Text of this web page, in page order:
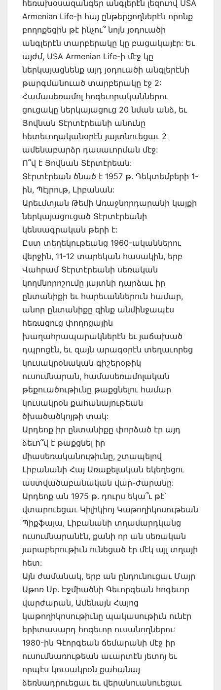
հեռախօսազանգեր անգլերէն լեզուով USA
Armenian Life-ի հայ ընթերցողներէն որոնք
բողոքեցին թէ ինչու՞ նոյն յօդուածի
անգլերէն տարբերակը կը բացակայէր: Եւ
այժմ, USA Armenian Life-ի մէջ կը
ներկայացնենք այդ յօդուածի անգլերէնի
թարգմանուած տարբերակը էջ 2:
Համասեռամոլ հոգեւորականներու
ցուցակը ներկայացուց 20 նման անձ, եւ
Յովնան Տէրտէրեանի անունը
հետեւողականօրէն յայտնուեցաւ 2
ամենաբարձր դասաւորման մէջ:
Ո՞վ է Յովնան Տէրտէրեան:
Տէրտէրեան ծնած է 1957 թ. Դեկտեմբերի 1-
ին, Պէյրութ, Լիբանան:
Արեւմտյան Թեմի Առաջնորդարանի կայքի
ներկայացուցած Տէրտէրեանի
կենսագրական թերի է:
Ըստ տեղեկութեանց 1960-ականներու
վերջին, 11-12 տարեկան հասակին, երբ
Վահրամ Տէրտէրեանի սեռական
կողմնորոշումը յայտնի դարձաւ իր
ընտանիքի եւ հարեւաններուն համար,
անոր ընտանիքը զինք անմինջապէս
հեռացուց փողոցային
խաղահրապարակներէն եւ յաճախած
դպրոցէն, եւ զայն արագօրէն տեղաւորեց
կուսակրօնական գիշերօթիկ
ուսումնարան, համասեռամոլական
թեքուածութիւնը թաքցնելու համար
կուսակրօն քահանայութեան
ծխածածկոյթի տակ:
Արդեոք իր ընտանիքը փորձած էր այդ
ձեւո՞վ է թաքցնել իր
միասեռականութիւնը, շտապելով
Լիբանանի Հայ Առաքելական եկեղեցու
աստվածաբանական վար-ժարանը:
Արդեոք ան 1975 թ. դուրս եկա՞ւ թէ՝
վտարուեցաւ Կիլիկիոյ Կաթողիկոսութեան
Պիքֆայա, Լիբանանի տղամարդկանց
ուսումնարանէն, քանի որ ան սեռական
յարաբերութիւն ունեցած էր մէկ այլ տղայի
հետ:
Այն ժամանակ, երբ ան ընդունուցաւ Մայր
Աթոռ Սբ. Էջմիածնի Գեւորգեան հոգեւոր
վարժարան, Ամենայն Հայոց
կաթողիկոսութիւնը պակասութիւն ունէր
երիտասարդ հոգեւոր ուսանողներու:
1980-ին Գէորգեան ճեմարանի մէջ իր
ուսումնառութեան աւարտէն յետոյ եւ
որպէս կուսակրօն քահանայ
ձեռնադրուեցաւ եւ վերանուանուեցաւ